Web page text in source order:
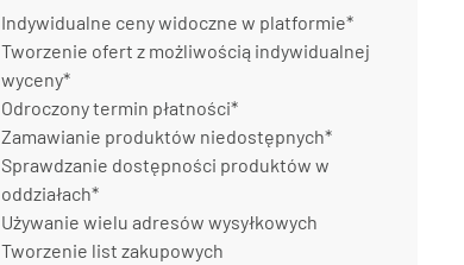
Indywidualne ceny widoczne w platformie*
Tworzenie ofert z możliwością indywidualnej
wyceny*
Odroczony termin płatności*
Zamawianie produktów niedostępnych*
Sprawdzanie dostępności produktów w
oddziałach*
Używanie wielu adresów wysyłkowych
Tworzenie list zakupowych